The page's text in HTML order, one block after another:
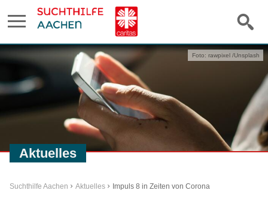
Aktuelles
Foto: rawpixel /Unsplash
Suchthilfe Aachen Aktuelles Impuls 8 in Zeiten von Corona